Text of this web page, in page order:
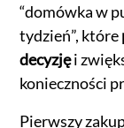
“domówka w
tydzień”, które
decyzjęi
konieczności
Pierwszy